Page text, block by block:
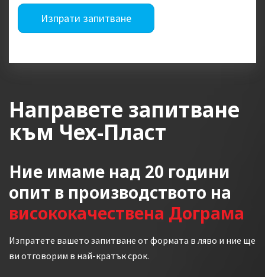
Изпрати запитване
Направете запитване
към Чех-Пласт
Ние имаме над 20 години
опит в производството на
висококачествена Дограма
Изпратете вашето запитване от формата в ляво и ние ще
ви отговорим в най-кратък срок.